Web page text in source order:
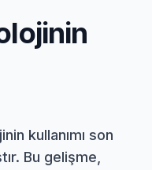
kullanımı son
Bu gelişme,